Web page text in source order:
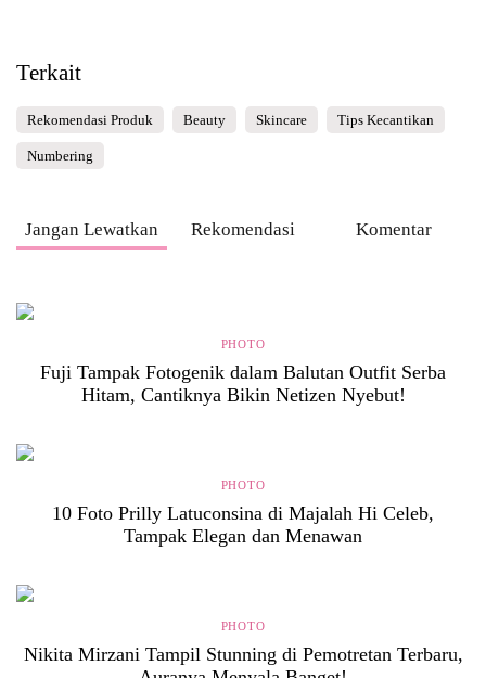
Terkait
Rekomendasi Produk Beauty Skincare Tips Kecantikan
Numbering
Jangan Lewatkan Rekomendasi Komentar
PHOTO
Fuji Tampak Fotogenik dalam Balutan Outfit Serba
Hitam, Cantiknya Bikin Netizen Nyebut!
PHOTO
10 Foto Prilly Latuconsina di Majalah Hi Celeb,
Tampak Elegan dan Menawan
PHOTO
Nikita Mirzani Tampil Stunning di Pemotretan Terbaru,